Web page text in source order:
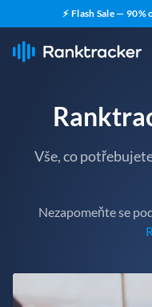
⚡ Flash Sale —
Vše, co
Nezapomeňte se